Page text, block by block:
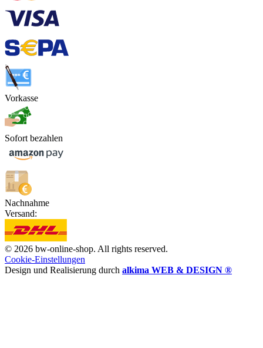
Vorkasse
Sofort bezahlen
Nachnahme
Versand:
© 2026 bw-online-shop. All rights reserved.
Cookie-Einstellungen
Design und Realisierung durch alkima WEB & DESIGN ®